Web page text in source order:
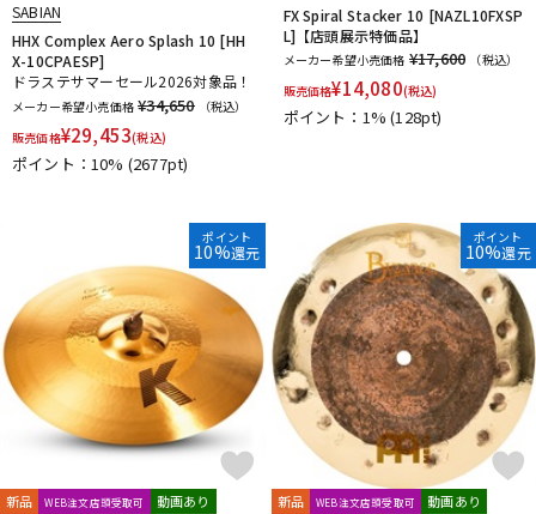
SABIAN
HHX Complex Aero Splash 10 [HH
X-10CPAESP]
ドラステサマーセール2026対象品！
メーカー希望小売価格 ¥34,650
（税込）
販売価格¥29,453(税込)
ポイント：10% (2677pt)
FX Spiral Stacker 10 [NAZL10FXSP
L]【店頭展示特価品】
メーカー希望小売価格 ¥17,600
（税込）
販売価格¥14,080(税込)
ポイント：1%(128pt)
ポイント
10%還元
新品 WEB注文店頭受取可
動画あり
ポイント
10%還元
新品 WEB注文店頭受取可
動画あり